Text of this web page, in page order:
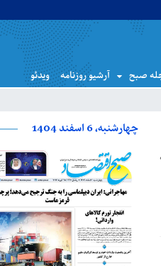
صبح آرشیو روزنامه ویدئو
چهارشنبه، 6 اسفند 1404